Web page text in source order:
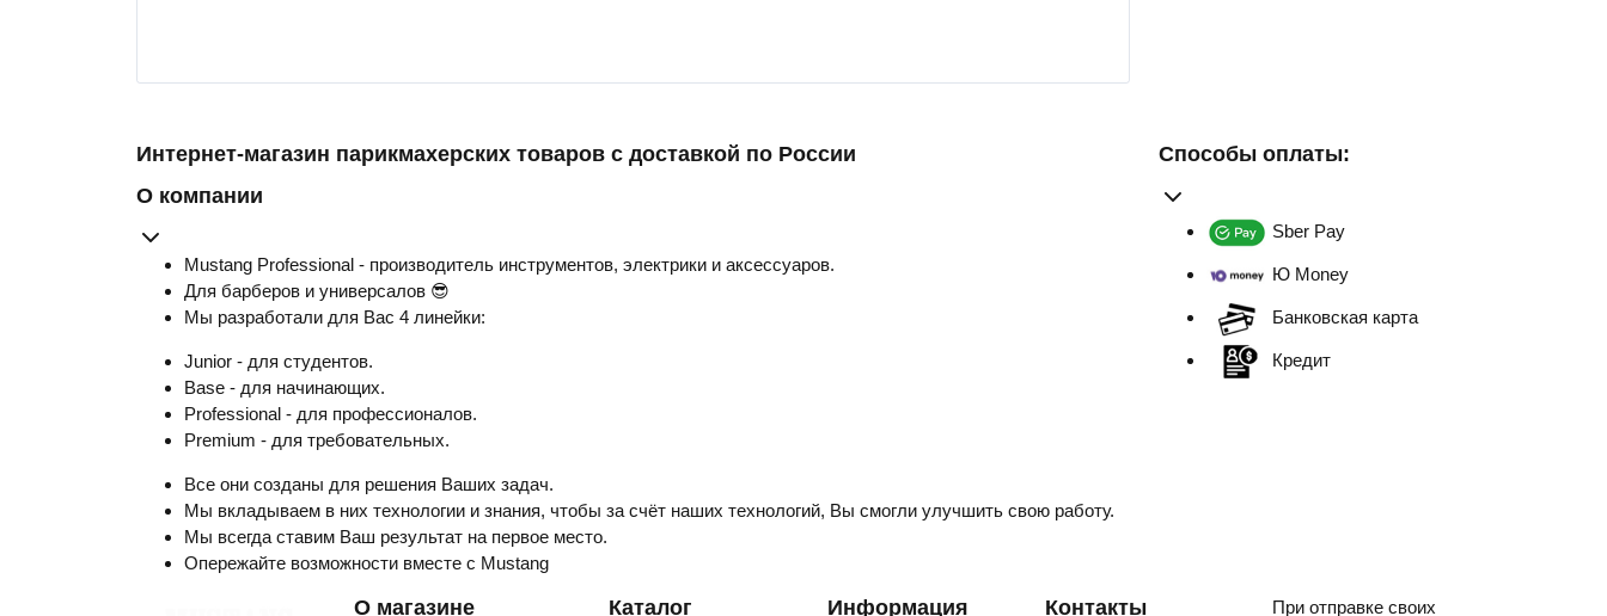
Интернет-магазин парикмахерских товаров с доставкой по России
О компании
Mustang Professional - производитель инструментов, электрики и аксессуаров.
Для барберов и универсалов 😎
Мы разработали для Вас 4 линейки:
Junior - для студентов.
Base - для начинающих.
Professional - для профессионалов.
Premium - для требовательных.
Все они созданы для решения Ваших задач.
Мы вкладываем в них технологии и знания, чтобы за счёт наших технологий, Вы смогли улучшить свою работу.
Мы всегда ставим Ваш результат на первое место.
Опережайте возможности вместе с Mustang
Способы оплаты:
Sber Pay
Ю Money
Банковская карта
Кредит
О магазине Каталог Информация Контакты
При отправке своих